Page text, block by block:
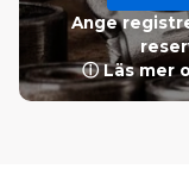
Ange
ⓘ Läs mer